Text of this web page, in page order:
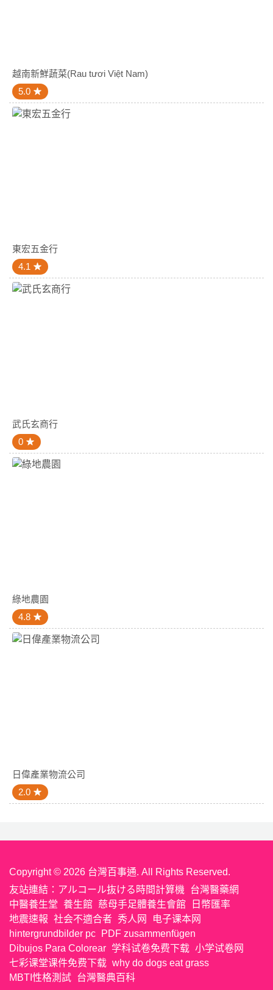
越南新鮮蔬菜(Rau tươi Việt Nam)
5.0
東宏五金行
4.1
武氏玄商行
0
綠地農園
4.8
日偉產業物流公司
2.0
Copyright © 2026 台灣百事通. All Rights Reserved.
友站連結： アルコール抜ける時間計算機
台灣醫藥網
中醫養生堂 養生館 慈母手足體養生會館
日幣匯率
地震速報 社会不適合者 秀人网
电子课本网
hintergrundbilder pc
PDF zusammenfügen
Dibujos Para Colorear 学科试卷免费下载 小学试卷网
七彩课堂课件免费下载 why do dogs eat grass
MBTI性格測試 台灣醫典百科